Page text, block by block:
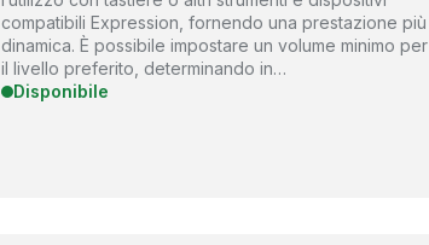
compatibili Expression, fornendo una prestazione più
dinamica. È possibile impostare un volume minimo per
il livello preferito, determinando in…
Disponibile